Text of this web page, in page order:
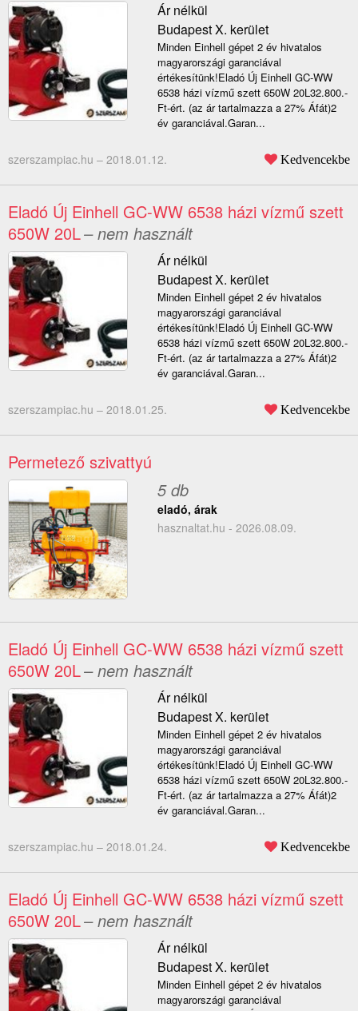
Ár nélkül
Budapest X. kerület
Minden Einhell gépet 2 év hivatalos
magyarországi garanciával
értékesítünk!Eladó Új Einhell GC-WW
6538 házi vízmű szett 650W 20L32.800.-
Ft-ért. (az ár tartalmazza a 27% Áfát)2
év garanciával.Garan...
szerszampiac.hu – 2018.01.12. Kedvencekbe
Eladó Új Einhell GC-WW 6538 házi vízmű szett
650W 20L– nem használt
Ár nélkül
Budapest X. kerület
Minden Einhell gépet 2 év hivatalos
magyarországi garanciával
értékesítünk!Eladó Új Einhell GC-WW
6538 házi vízmű szett 650W 20L32.800.-
Ft-ért. (az ár tartalmazza a 27% Áfát)2
év garanciával.Garan...
szerszampiac.hu – 2018.01.25. Kedvencekbe
Permetező szivattyú
5 db
eladó, árak
hasznaltat.hu - 2026.08.09.
Eladó Új Einhell GC-WW 6538 házi vízmű szett
650W 20L– nem használt
Ár nélkül
Budapest X. kerület
Minden Einhell gépet 2 év hivatalos
magyarországi garanciával
értékesítünk!Eladó Új Einhell GC-WW
6538 házi vízmű szett 650W 20L32.800.-
Ft-ért. (az ár tartalmazza a 27% Áfát)2
év garanciával.Garan...
szerszampiac.hu – 2018.01.24. Kedvencekbe
Eladó Új Einhell GC-WW 6538 házi vízmű szett
650W 20L– nem használt
Ár nélkül
Budapest X. kerület
Minden Einhell gépet 2 év hivatalos
magyarországi garanciával